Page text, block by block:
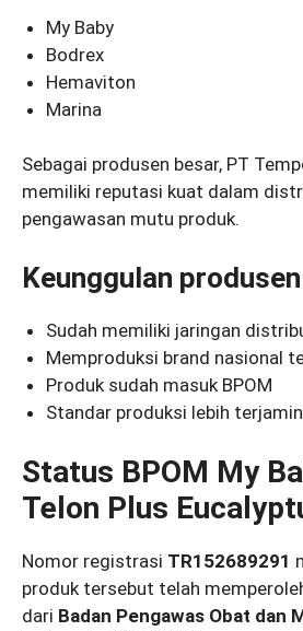
My Baby
Bodrex
Hemaviton
Marina
Sebagai produsen besar, PT
memiliki reputasi kuat dalam
pengawasan mutu produk.
Keunggulan
Sudah memiliki jaringan
Memproduksi brand nasional
Produk sudah masuk BPOM
Standar produksi lebih terjamin
Status BPOM My
Telon Plus
Nomor registrasi TR152689291
produk tersebut telah
dari Badan Pengawas Obat dan